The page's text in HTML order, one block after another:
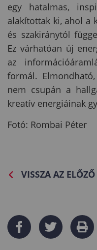
egy hatalmas,
alakítottak ki, ahol a
és szakiránytól
Ez várhatóan új
az
formál.
nem csupán a
kreatív energiáinak
Fotó: Rombai Péter
VISSZA AZ